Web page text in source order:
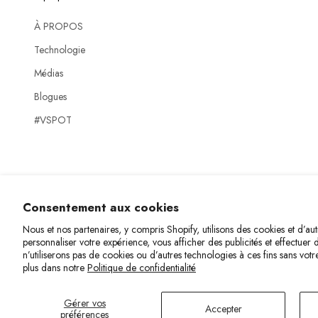
Consentement aux cookies
Nous et nos partenaires, y compris Shopify, utilisons des cookies et
personnaliser votre expérience, vous afficher des publicités et effectuer
n’utiliserons pas de cookies ou d’autres technologies à ces fins sans
plus dans notre Politique de confidentialité
Gérer vos
préférences
Accepter
À PROPOS
Technologie
Médias
Blogues
#VSPOT
© 2026 - Viita Protection Commerce électronique propulsé par Shopify